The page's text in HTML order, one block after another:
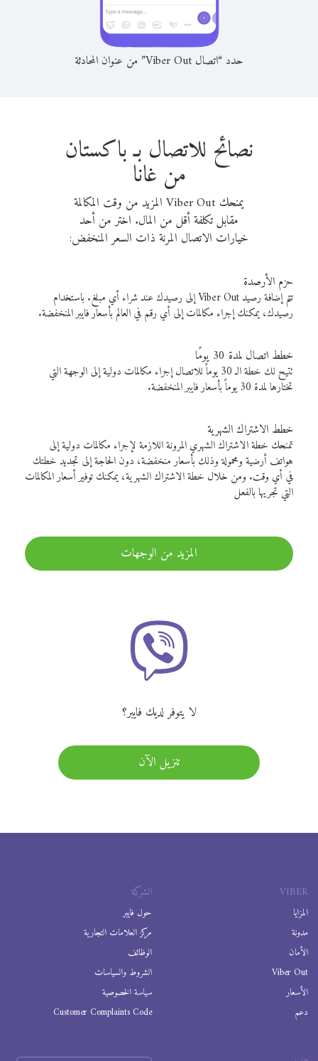
حدد “اتصال Viber Out” من عنوان المحادثة
نصائح للاتصال بـ باكستان
من غانا
يمنحك Viber Out المزيد من وقت المكالمة
مقابل تكلفة أقل من المال. اختر من أحد
خيارات الاتصال المرنة ذات السعر المنخفض:
حزم الأرصدة
تتم إضافة رصيد Viber Out إلى رصيدك عند شراء أي مبلغ. باستخدام
رصيدك، يمكنك إجراء مكالمات إلى أي رقم في العالم بأسعار فايبر المنخفضة.
خطط اتصال لمدة 30 يومًا
تتيح لك خطة الـ 30 يوماً للاتصال إجراء مكالمات دولية إلى الوجهة التي
تختارها لمدة 30 يوماً بأسعار فايبر المنخفضة.
خطط الاشتراك الشهرية
تمنحك خطة الاشتراك الشهري المرونة اللازمة لإجراء مكالمات دولية إلى
هواتف أرضية ومحمولة وذلك بأسعار منخفضة، دون الحاجة إلى تجديد خطتك
في أي وقت. ومن خلال خطة الاشتراك الشهرية، يمكنك توفير أسعار المكالمات
التي تجريها بالفعل
المزيد من الوجهات
لا يتوفر لديك فايبر؟
تنزيل الآن
VIBER
المزايا
مدونة
الأمان
Viber Out
الأسعار
دعم
الشركة
حول فايبر
مركز العلامات التجارية
الوظائف
الشروط والسياسات
سياسة الخصوصية
Customer Complaints Code